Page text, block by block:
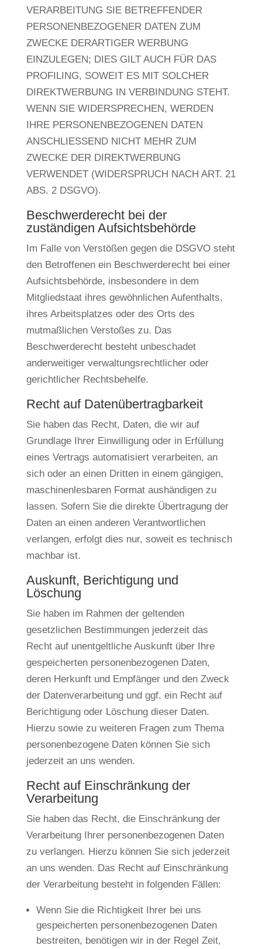
VERARBEITUNG SIE BETREFFENDER
PERSONENBEZOGENER DATEN ZUM
ZWECKE DERARTIGER WERBUNG
EINZULEGEN; DIES GILT AUCH FÜR DAS
PROFILING, SOWEIT ES MIT SOLCHER
DIREKTWERBUNG IN VERBINDUNG STEHT.
WENN SIE WIDERSPRECHEN, WERDEN
IHRE PERSONENBEZOGENEN DATEN
ANSCHLIESSEND NICHT MEHR ZUM
ZWECKE DER DIREKTWERBUNG
VERWENDET (WIDERSPRUCH NACH ART. 21
ABS. 2 DSGVO).
Beschwerde­recht bei der
zuständigen Aufsichts­behörde
Im Falle von Verstößen gegen die DSGVO steht
den Betroffenen ein Beschwerderecht bei einer
Aufsichtsbehörde, insbesondere in dem
Mitgliedstaat ihres gewöhnlichen Aufenthalts,
ihres Arbeitsplatzes oder des Orts des
mutmaßlichen Verstoßes zu. Das
Beschwerderecht besteht unbeschadet
anderweitiger verwaltungsrechtlicher oder
gerichtlicher Rechtsbehelfe.
Recht auf Daten­übertrag­barkeit
Sie haben das Recht, Daten, die wir auf
Grundlage Ihrer Einwilligung oder in Erfüllung
eines Vertrags automatisiert verarbeiten, an
sich oder an einen Dritten in einem gängigen,
maschinenlesbaren Format aushändigen zu
lassen. Sofern Sie die direkte Übertragung der
Daten an einen anderen Verantwortlichen
verlangen, erfolgt dies nur, soweit es technisch
machbar ist.
Auskunft, Berichtigung und
Löschung
Sie haben im Rahmen der geltenden
gesetzlichen Bestimmungen jederzeit das
Recht auf unentgeltliche Auskunft über Ihre
gespeicherten personenbezogenen Daten,
deren Herkunft und Empfänger und den Zweck
der Datenverarbeitung und ggf. ein Recht auf
Berichtigung oder Löschung dieser Daten.
Hierzu sowie zu weiteren Fragen zum Thema
personenbezogene Daten können Sie sich
jederzeit an uns wenden.
Recht auf Einschränkung der
Verarbeitung
Sie haben das Recht, die Einschränkung der
Verarbeitung Ihrer personenbezogenen Daten
zu verlangen. Hierzu können Sie sich jederzeit
an uns wenden. Das Recht auf Einschränkung
der Verarbeitung besteht in folgenden Fällen:
Wenn Sie die Richtigkeit Ihrer bei uns
gespeicherten personenbezogenen Daten
bestreiten, benötigen wir in der Regel Zeit,